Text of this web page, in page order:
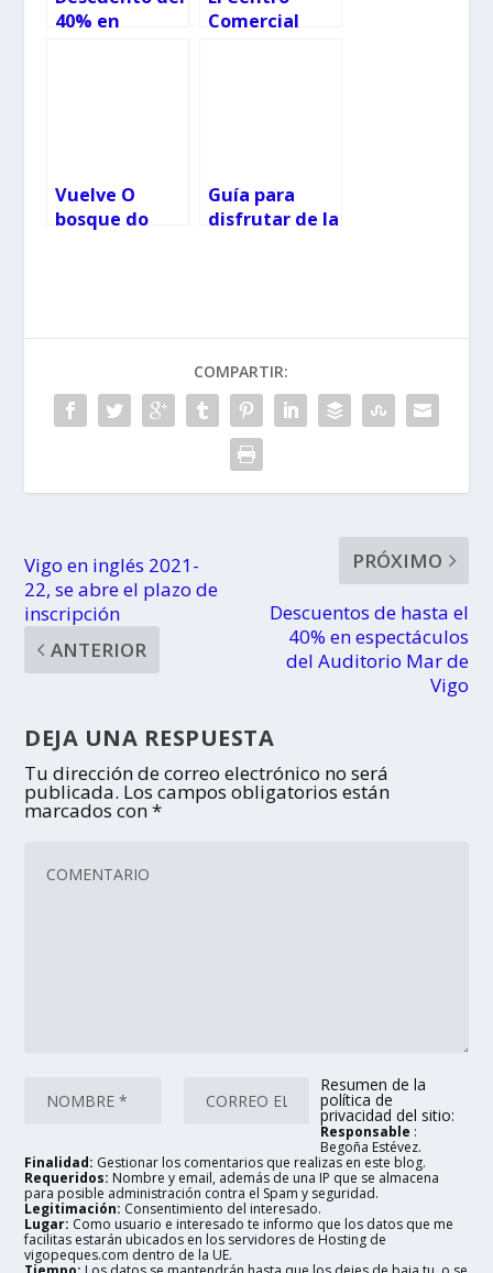
40% en
Comercial
Vuelve O
bosque do
Guía para
disfrutar de la
COMPARTIR:
Vigo en inglés 2021-
22, se abre el plazo de
inscripción
ANTERIOR
PRÓXIMO
Descuentos de hasta el
40% en espectáculos
del Auditorio Mar de
Vigo
DEJA UNA RESPUESTA
Tu dirección de correo electrónico no será
publicada. Los campos obligatorios están
marcados con*
Resumen de la
política de
privacidad del sitio:
Responsable :
Begoña Estévez.
Finalidad: Gestionar los comentarios que realizas en este blog.
Requeridos: Nombre y email, además de una IP que se almacena
para posible administración contra el Spam y seguridad.
Legitimación: Consentimiento del interesado.
Lugar: Como usuario e interesado te informo que los datos que me
facilitas estarán ubicados en los servidores de Hosting de
vigopeques.com dentro de la UE.